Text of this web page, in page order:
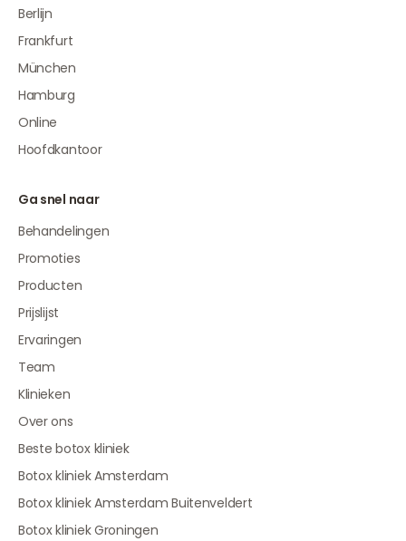
Berlijn
Frankfurt
München
Hamburg
Online
Hoofdkantoor
Ga snel naar
Behandelingen
Promoties
Producten
Prijslijst
Ervaringen
Team
Klinieken
Over ons
Beste botox kliniek
Botox kliniek Amsterdam
Botox kliniek Amsterdam Buitenveldert
Botox kliniek Groningen